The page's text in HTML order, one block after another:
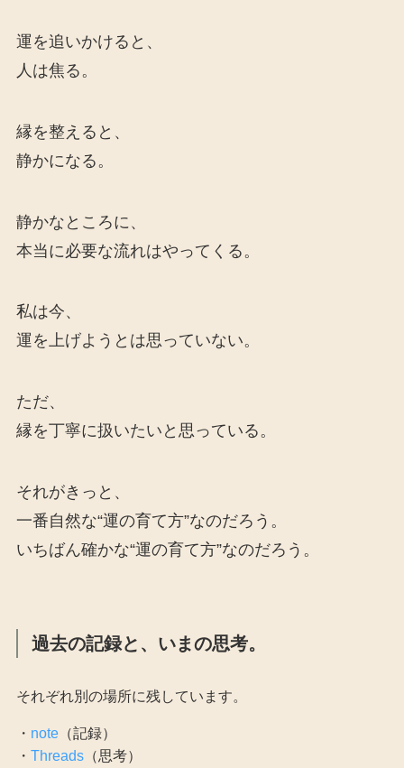
運を追いかけると、
人は焦る。
縁を整えると、
静かになる。
静かなところに、
本当に必要な流れはやってくる。
私は今、
運を上げようとは思っていない。
ただ、
縁を丁寧に扱いたいと思っている。
それがきっと、
一番自然な“運の育て方”なのだろう。
いちばん確かな“運の育て方”なのだろう。
過去の記録と、いまの思考。
それぞれ別の場所に残しています。
・ note（記録）
・ Threads（思考）